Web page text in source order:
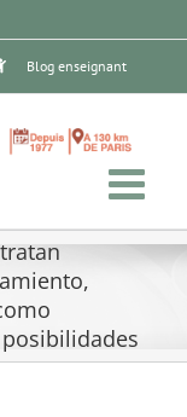
Blog enseignant